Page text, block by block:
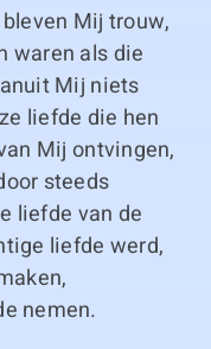
Mij trouw,
waren als die
Mij niets
liefde die hen
Mij ontvingen,
steeds
liefde van de
liefde werd,
nemen.